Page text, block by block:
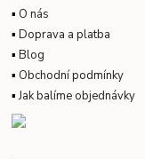
▪ O nás
▪Doprava a platba
▪Blog
▪ Obchodní podmínky
▪Jak balíme objednávky